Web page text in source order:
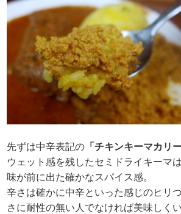
先ずは中辛表記の 「チキンキーマカリ
ウェット感を残したセミドライキーマ
味が前に出た確かなスパイス感。
辛さは確かに中辛といった感じのヒリ
さに耐性の無い人でなければ美味しく